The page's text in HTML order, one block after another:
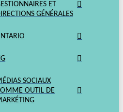
ET
GÉNÉRALES
SOCIAUX
OUTIL DE